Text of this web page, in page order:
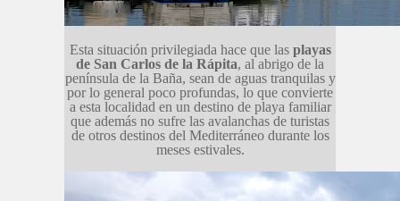
Esta situación privilegiada hace que las playas
de San Carlos de la Rápita, al abrigo de la
península de la Baña, sean de aguas tranquilas y
por lo general poco profundas, lo que convierte
a esta localidad en un destino de playa familiar
que además no sufre las avalanchas de turistas
de otros destinos del Mediterráneo durante los
meses estivales.